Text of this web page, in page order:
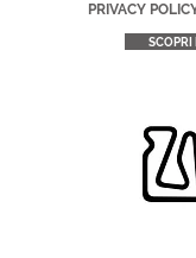
PRIVACY
SCOPRI